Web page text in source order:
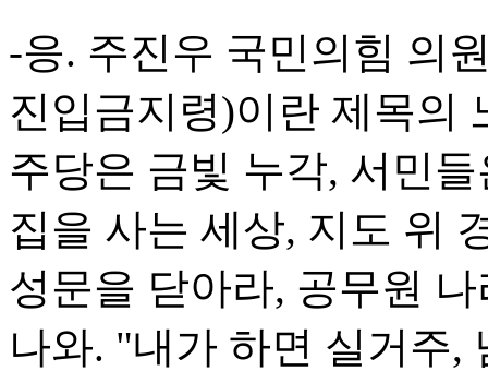
-응. 주진우 국민의힘 의
진입금지령)이란 제목의
주당은 금빛 누각, 서민
집을 사는 세상, 지도 위
성문을 닫아라, 공무원
나와. "내가 하면 실거주,